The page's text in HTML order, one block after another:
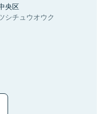
央区
シチュウオウク